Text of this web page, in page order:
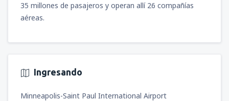
35 millones de pasajeros y operan allí 26 compañías
aéreas.
Ingresando
Minneapolis-Saint Paul International Airport